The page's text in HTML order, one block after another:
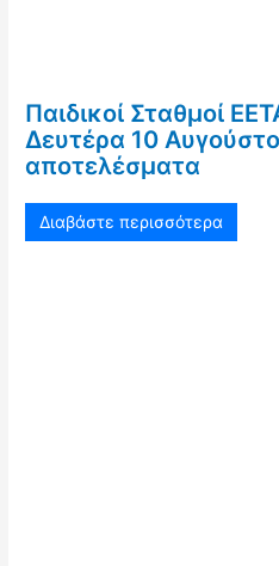
Παιδικοί Σταθμοί
Δευτέρα 10
αποτελέσματα
Διαβάστε περισσότερα